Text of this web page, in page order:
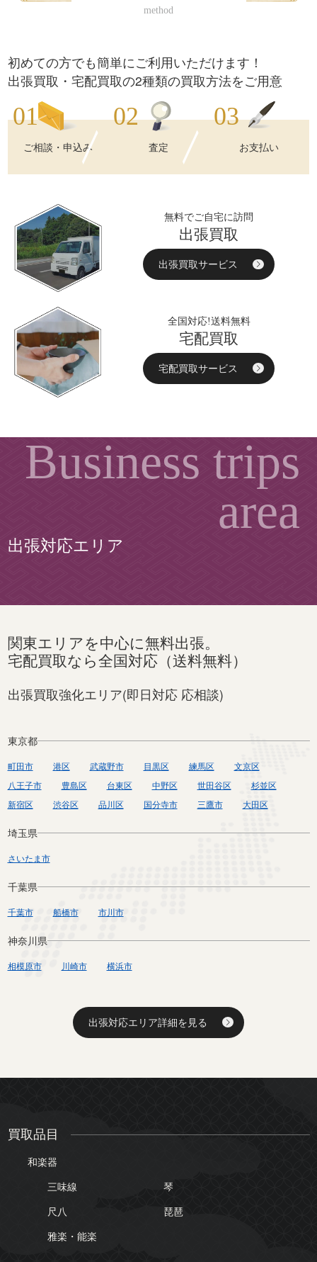
初めての方でも簡単にご利用いただけます！
出張買取・宅配買取の2種類の買取方法をご用意
ご相談・申込み 査定 お支払い
無料でご自宅に訪問
出張買取
出張買取サービス
全国対応!送料無料
宅配買取
宅配買取サービス
出張対応エリア
関東エリアを中心に無料出張。
宅配買取なら全国対応（送料無料）
出張買取強化エリア(即日対応 応相談)
東京都
町田市 港区 武蔵野市 目黒区 練馬区
文京区
八王子市
豊島区 台東区 中野区 世田谷区
杉並区
新宿区
渋谷区 品川区 国分寺市 三鷹市 大田区
埼玉県
さいたま市
千葉県
千葉市 船橋市 市川市
神奈川県
相模原市 川崎市 横浜市
出張対応エリア詳細を見る
買取品目
和楽器
三味線
琴
尺八
琵琶
雅楽・能楽